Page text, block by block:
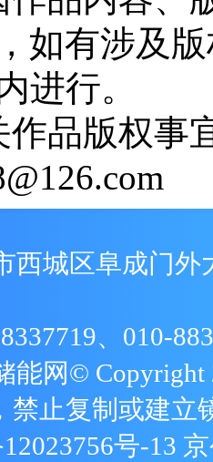
如有涉及
进行。
作品版权事
西城区阜成门外
、010-
能网© Copyright
禁止复制或建立
号-13